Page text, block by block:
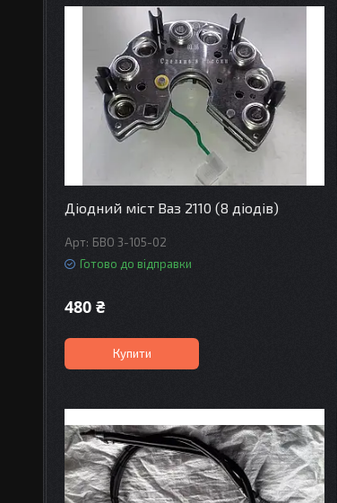
Діодний міст Ваз 2110 (8 діодів)
БВО 3-105-02
Готово до відправки
480 ₴
Купити